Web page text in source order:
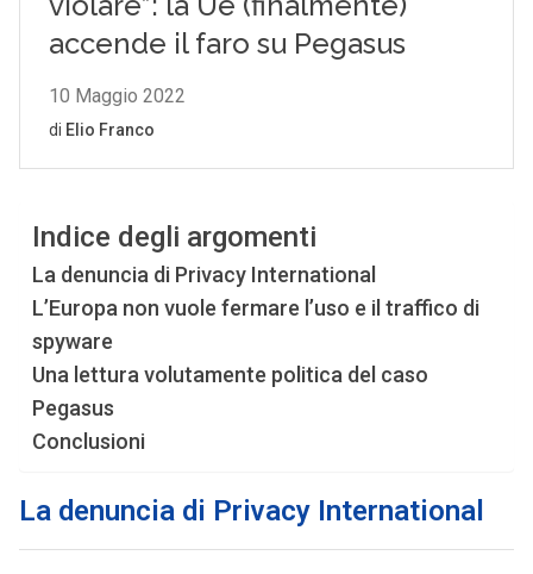
Indice degli argomenti
La denuncia di Privacy International
L’Europa non vuole fermare l’uso e il traffico di
spyware
Una lettura volutamente politica del caso
Pegasus
Conclusioni
La denuncia di Privacy International